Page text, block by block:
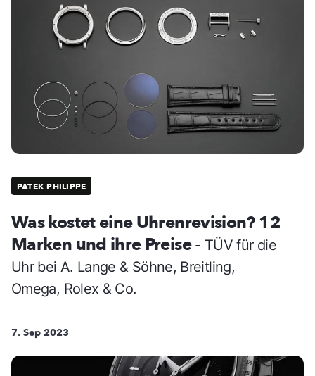
PATEK PHILIPPE
Was kostet eine Uhrenrevision? 12
Marken und ihre Preise - TÜV für die
Uhr bei A. Lange & Söhne, Breitling,
Omega, Rolex & Co.
7. Sep 2023